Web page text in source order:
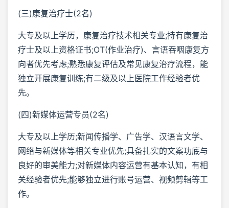
(三)康复治疗士(2名)
大专及以上学历，康复治疗技术相关专业;持有康复治
疗士及以上资格证书;OT(作业治疗)、言语吞咽康复方
向者优先考虑;熟悉康复评估及常见康复治疗流程，能
独立开展康复训练;有二级及以上医院工作经验者优
先。
(四)新媒体运营专员(2名)
大专及以上学历;新闻传播学、广告学、汉语言文学、
网络与新媒体等相关专业优先;具备扎实的文案功底与
良好的审美能力;对新媒体内容运营有基本认知，有相
关经验者优先;能够独立进行账号运营、视频剪辑等工
作。